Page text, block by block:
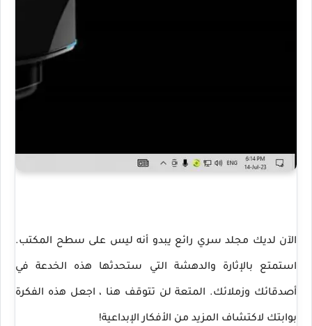
الآن لديك مجلد سري رائع يبدو أنه ليس على سطح المكتب.
استمتع بالإثارة والدهشة التي ستحدثها هذه الخدعة في
أصدقائك وزملائك. المتعة لن تتوقف هنا ، اجعل هذه الفكرة
بوابتك لاكتشاف المزيد من الأفكار الإبداعية!